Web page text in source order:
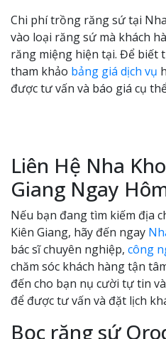
Chi phí trồng răng sứ tại
vào loại răng sứ mà khách
răng miệng hiện tại. Để biết
tham khảo bảng giá dịch vụ
được tư vấn và báo giá cụ
Liên Hệ Nha
Giang Ngay
Nếu bạn đang tìm kiếm địa
Kiên Giang, hãy đến ngay
bác sĩ chuyên nghiệp, công
chăm sóc khách hàng tận
đến cho bạn nụ cười tự tin
để được tư vấn và đặt lịch
Bọc răng sứ